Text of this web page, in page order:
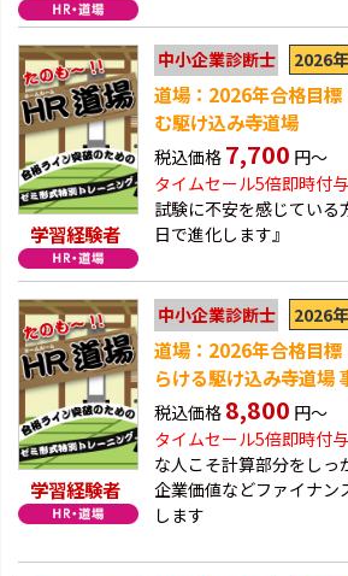
学習経験者
中小企業診断士 2026
道場：2026年合格目
む駆け込み寺道場
税込価格 7,700 円～
タイムセール5倍即時付
試験に不安を感じている
日で進化します』
学習経験者
中小企業診断士 2026
道場：2026年合格目
らける駆け込み寺道場
税込価格 8,800 円～
タイムセール5倍即時付
な人こそ計算部分をしっ
企業価値などファイナン
します